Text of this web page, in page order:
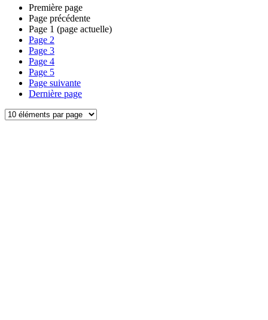
Première page
Page précédente
Page 1 (page actuelle)
Page 2
Page 3
Page 4
Page 5
Page suivante
Dernière page